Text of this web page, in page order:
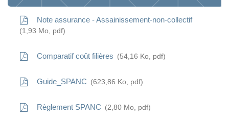
Note assurance - Assainissement-non-collectif
1,93 Mo, pdf
Comparatif coût filières 54,16 Ko, pdf
Guide_SPANC 623,86 Ko, pdf
Règlement SPANC 2,80 Mo, pdf